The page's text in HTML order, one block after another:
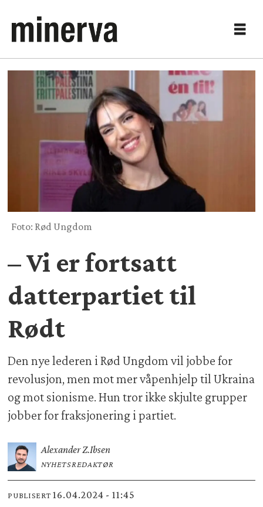
Foto: Rød Ungdom
– Vi er fortsatt
datterpartiet til
Rødt
Den nye lederen i Rød Ungdom vil jobbe for
revolusjon, men mot mer våpenhjelp til Ukraina
og mot sionisme. Hun tror ikke skjulte grupper
jobber for fraksjonering i partiet.
Alexander Z.Ibsen
NYHETSREDAKTØR
PUBLISERT 16.04.2024 - 11:45